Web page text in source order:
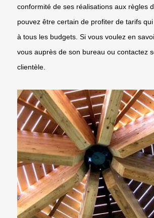
conformité de ses réalisations aux règles
pouvez être certain de profiter de tarifs
à tous les budgets. Si vous voulez en
vous auprès de son bureau ou contactez
clientèle.